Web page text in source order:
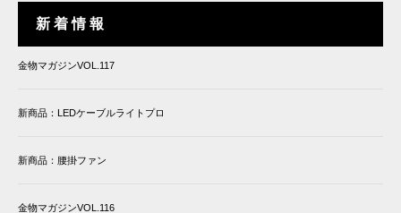
新 着 情 報
金物マガジンVOL.117
新商品：LEDケーブルライトプロ
新商品：腰掛ファン
金物マガジンVOL.116